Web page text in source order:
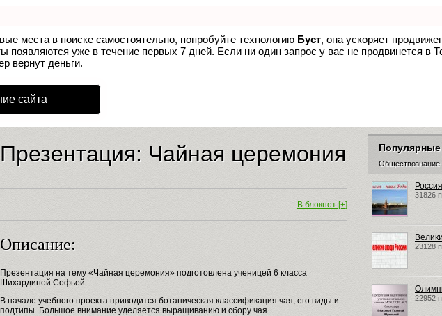
места в поиске самостоятельно, попробуйте технологию Буст, она ускоряет
появляются уже в течение первых 7 дней. Если ни один запрос у вас не продвинется в
вернут деньги.
сайта
Презентация: Чайная церемония
В блокнот [+]
Описание:
Презентация на тему «Чайная церемония» подготовлена ученицей 6 класса
Шихардиной Софьей.
В начале учебного проекта приводится ботаническая классификация чая, его виды и
подтипы. Большое внимание уделяется выращиванию и сбору чая.
Популярные
Обществознание
31826
23128
22952